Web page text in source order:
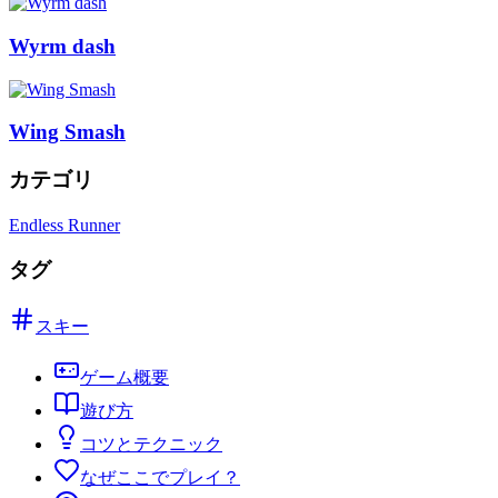
Wyrm dash
Wing Smash
カテゴリ
Endless Runner
タグ
スキー
ゲーム概要
遊び方
コツとテクニック
なぜここでプレイ？